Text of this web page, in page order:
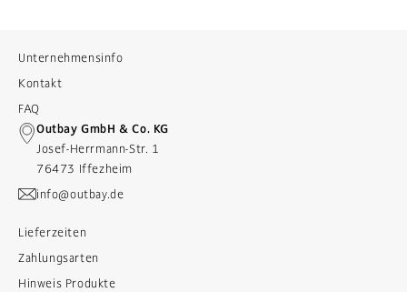
Unternehmensinfo
Kontakt
FAQ
Outbay GmbH & Co. KG
Josef-Herrmann-Str. 1
76473 Iffezheim
info@outbay.de
Lieferzeiten
Zahlungsarten
Hinweis Produkte